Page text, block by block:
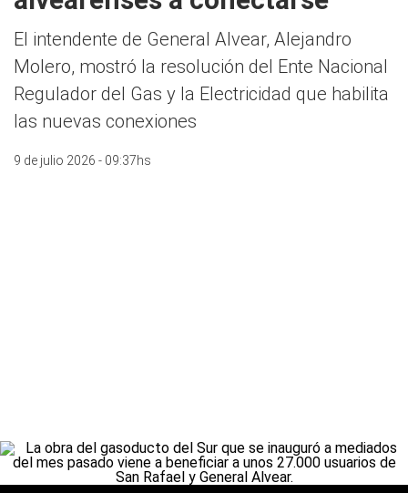
El intendente de General Alvear, Alejandro
Molero, mostró la resolución del Ente Nacional
Regulador del Gas y la Electricidad que habilita
las nuevas conexiones
9 de julio 2026 - 09:37hs